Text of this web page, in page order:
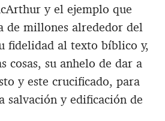
y el ejemplo que
de millones alrededor del
fidelidad al texto bíblico y,
cosas, su anhelo de dar a
y este crucificado, para
salvación y edificación de